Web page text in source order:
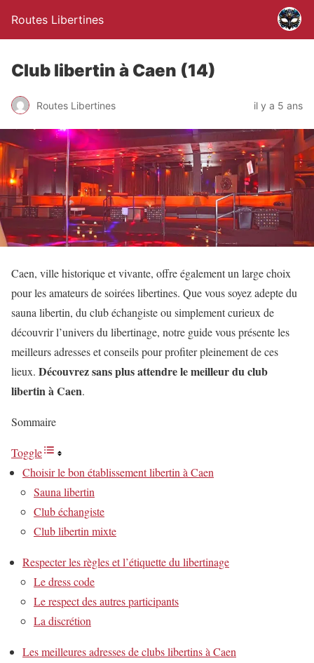
Routes Libertines
Club libertin à Caen (14)
Routes Libertines il y a 5 ans
Caen, ville historique et vivante, offre également un large choix
pour les amateurs de soirées libertines. Que vous soyez adepte du
sauna libertin, du club échangiste ou simplement curieux de
découvrir l’univers du libertinage, notre guide vous présente les
meilleurs adresses et conseils pour profiter pleinement de ces
lieux. Découvrez sans plus attendre le meilleur du club
libertin à Caen.
Sommaire
Toggle
Choisir le bon établissement libertin à Caen
Sauna libertin
Club échangiste
Club libertin mixte
Respecter les règles et l’étiquette du libertinage
Le dress code
Le respect des autres participants
La discrétion
Les meilleures adresses de clubs libertins à Caen